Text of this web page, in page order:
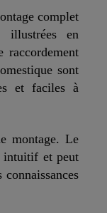
complet
illustrées en
raccordement
sont
et faciles à
montage. Le
intuitif et peut